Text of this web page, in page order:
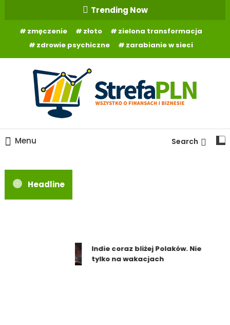
Content
Trending Now
zmęczenie złoto
zielona transformacja
zdrowie psychiczne
zarabianie w sieci
StrefaPLN.pl
Menu Search
Headline
Indie coraz bliżej Polaków. Nie
tylko na wakacjach